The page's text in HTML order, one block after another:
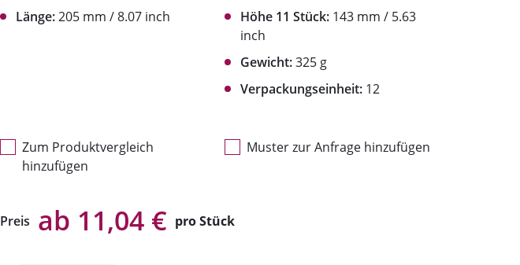
Länge:205 mm / 8.07 inch
Höhe 11 Stück: 143 mm / 5.63
inch
Gewicht:325 g
Verpackungseinheit: 12
Zum Produktvergleich
hinzufügen
Muster zur Anfrage hinzufügen
Preis ab 11,04 € pro Stück